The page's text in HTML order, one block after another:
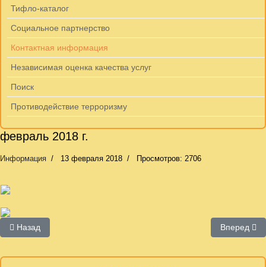
Тифло-каталог
Социальное партнерство
Контактная информация
Независимая оценка качества услуг
Поиск
Противодействие терроризму
февраль 2018 г.
Информация 13 февраля 2018 Просмотров: 2706
Предыдущий: 2018 г.
Назад Вперед